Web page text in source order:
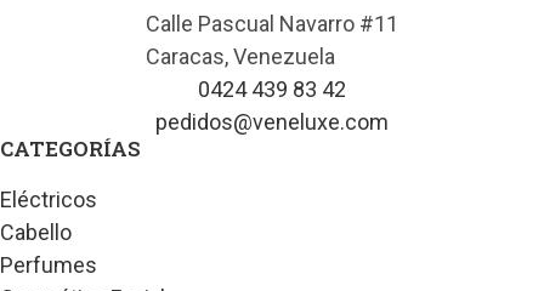
Calle Pascual Navarro #11
Caracas, Venezuela
0424 439 83 42
pedidos@veneluxe.com
CATEGORÍAS
Eléctricos
Cabello
Perfumes